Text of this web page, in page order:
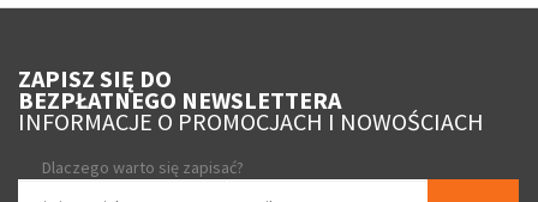
ZAPISZ SIĘ DO
BEZPŁATNEGO NEWSLETTERA
INFORMACJE O PROMOCJACH I NOWOŚCIACH
Dlaczego warto się zapisać?